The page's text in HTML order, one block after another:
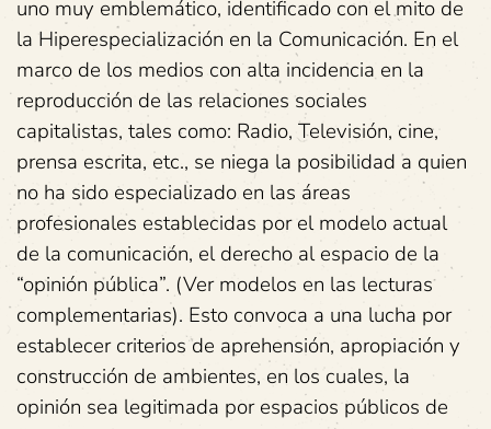
uno muy emblemático, identificado con el mito de
la Hiperespecialización en la Comunicación. En el
marco de los medios con alta incidencia en la
reproducción de las relaciones sociales
capitalistas, tales como: Radio, Televisión, cine,
prensa escrita, etc., se niega la posibilidad a quien
no ha sido especializado en las áreas
profesionales establecidas por el modelo actual
de la comunicación, el derecho al espacio de la
“opinión pública”. (Ver modelos en las lecturas
complementarias). Esto convoca a una lucha por
establecer criterios de aprehensión, apropiación y
construcción de ambientes, en los cuales, la
opinión sea legitimada por espacios públicos de